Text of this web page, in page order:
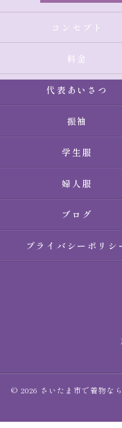
コンセプト
料金
代表あいさつ
振袖
学生服
婦人服
ブログ
プライバシーポリシ
© 2026 さいたま市で着物な